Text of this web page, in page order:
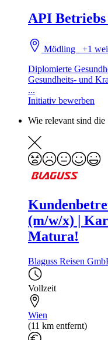
API
Mödling+1
Diplomierte
Gesundheits- und
...
Initiativ bewerben
Wie relevant sind die
(m/w/x) |
Matura!
Blaguss Reisen
Vollzeit
Wien
(11 km entfernt)